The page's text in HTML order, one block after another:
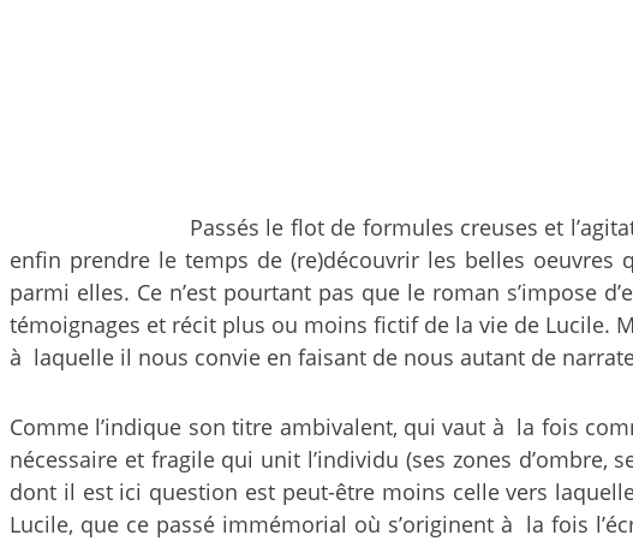
Passés le flot de formules creuses et
enfin prendre le temps de (re)découvrir les belles oeuvres
parmi elles. Ce n’est pourtant pas que le roman s’impose
témoignages et récit plus ou moins fictif de la vie de
à laquelle il nous convie en faisant de nous autant de
Comme l’indique son titre ambivalent, qui vaut à la fois
nécessaire et fragile qui unit l’individu (ses zones
dont il est ici question est peut-être moins celle vers
Lucile, que ce passé immémorial où s’originent à la fois